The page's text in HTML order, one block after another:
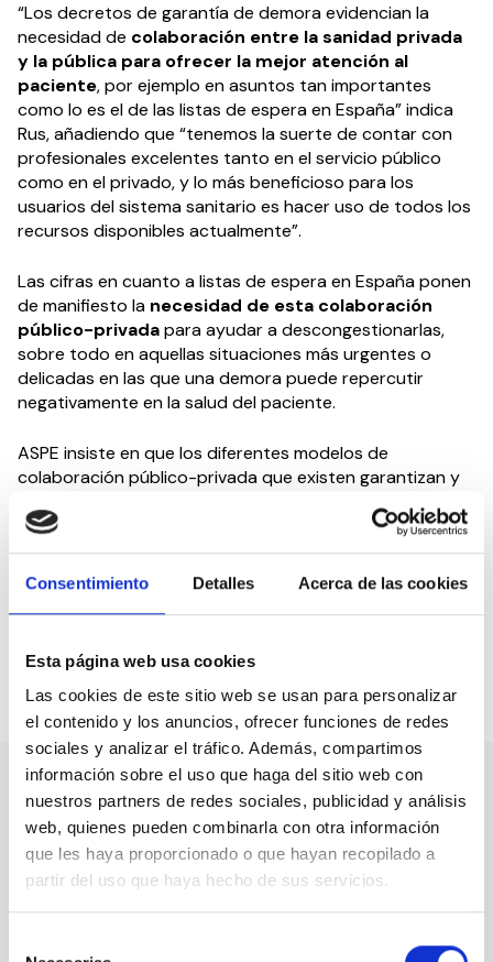
Consentimiento Detalles Acerca de las cookies
Esta página web usa cookies
Las cookies de este sitio web se usan para personalizar
el contenido y los anuncios, ofrecer funciones de redes
sociales y analizar el tráfico. Además, compartimos
información sobre el uso que haga del sitio web con
nuestros partners de redes sociales, publicidad y análisis
web, quienes pueden combinarla con otra información
que les haya proporcionado o que hayan recopilado a
partir del uso que haya hecho de sus servicios.
“Los decretos de garantía de demora evidencian la
necesidad de colaboración entre la sanidad privada
y la pública para ofrecer la mejor atención al
paciente, por ejemplo en asuntos tan importantes
como lo es el de las listas de espera en España” indica
Rus, añadiendo que “tenemos la suerte de contar con
profesionales excelentes tanto en el servicio público
como en el privado, y lo más beneficioso para los
usuarios del sistema sanitario es hacer uso de todos los
recursos disponibles actualmente”.
Las cifras en cuanto a listas de espera en España ponen
de manifiesto la necesidad de esta colaboración
público-privadapara ayudar a descongestionarlas,
sobre todo en aquellas situaciones más urgentes o
delicadas en las que una demora puede repercutir
negativamente en la salud del paciente.
ASPE insiste en que los diferentes modelos de
colaboración público-privada que existen garantizan y
contribuyendo al buen funcionamiento del conjunto del
sistema sanitario.“Es necesaria una colaboración real
entre el sistema público y el sistema privado para
sostenibilidad”,sostiene Rus.
Compartir en:
Nuestro canal de Youtube
Todas las jornadas CEDDD, el podcast ‘El Rincón
Social’ y mucho más en formato audiovisual a un
solo clic.